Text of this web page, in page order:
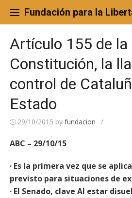
content
Fundación para la
Artículo 155 de la
Constitución, la
control de
Estado
29/10/2015 by fundacion /
ABC – 29/10/15
· Es la primera vez que se
previsto para situaciones de
· El Senado, clave Al estar